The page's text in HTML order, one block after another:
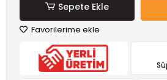
Sepete Ekle
Favorilerime ekle